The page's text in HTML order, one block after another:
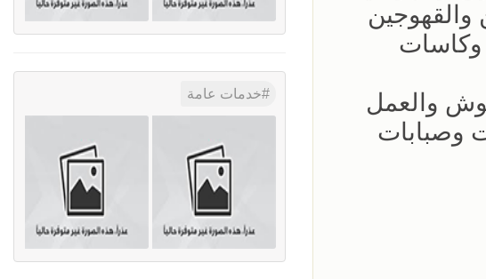
وكاسات
والعمل
وصبابات
خدمات عامة